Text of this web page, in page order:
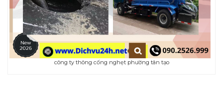
công ty thông cống nghẹt phường tân tạo